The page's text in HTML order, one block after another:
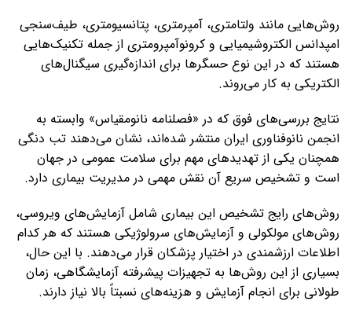
روش‌هایی مانند ولتامتری، آمپرمتری، پتانسیومتری، طیف‌سنجی
امپدانس الکتروشیمیایی و کرونوآمپرومتری از جمله تکنیک‌هایی
هستند که در این نوع حسگرها برای اندازه‌گیری سیگنال‌های
الکتریکی به کار می‌روند.
نتایج بررسی‌های فوق که در «فصلنامه نانومقیاس» وابسته به
انجمن نانوفناوری ایران منتشر شده‌اند، نشان می‌دهند تب دنگی
همچنان یکی از تهدیدهای مهم برای سلامت عمومی در جهان
است و تشخیص سریع آن نقش مهمی در مدیریت بیماری دارد.
روش‌های رایج تشخیص این بیماری شامل آزمایش‌های ویروسی،
روش‌های مولکولی و آزمایش‌های سرولوژیکی هستند که هر کدام
اطلاعات ارزشمندی در اختیار پزشکان قرار می‌دهند. با این حال،
بسیاری از این روش‌ها به تجهیزات پیشرفته آزمایشگاهی، زمان
طولانی برای انجام آزمایش و هزینه‌های نسبتاً بالا نیاز دارند.